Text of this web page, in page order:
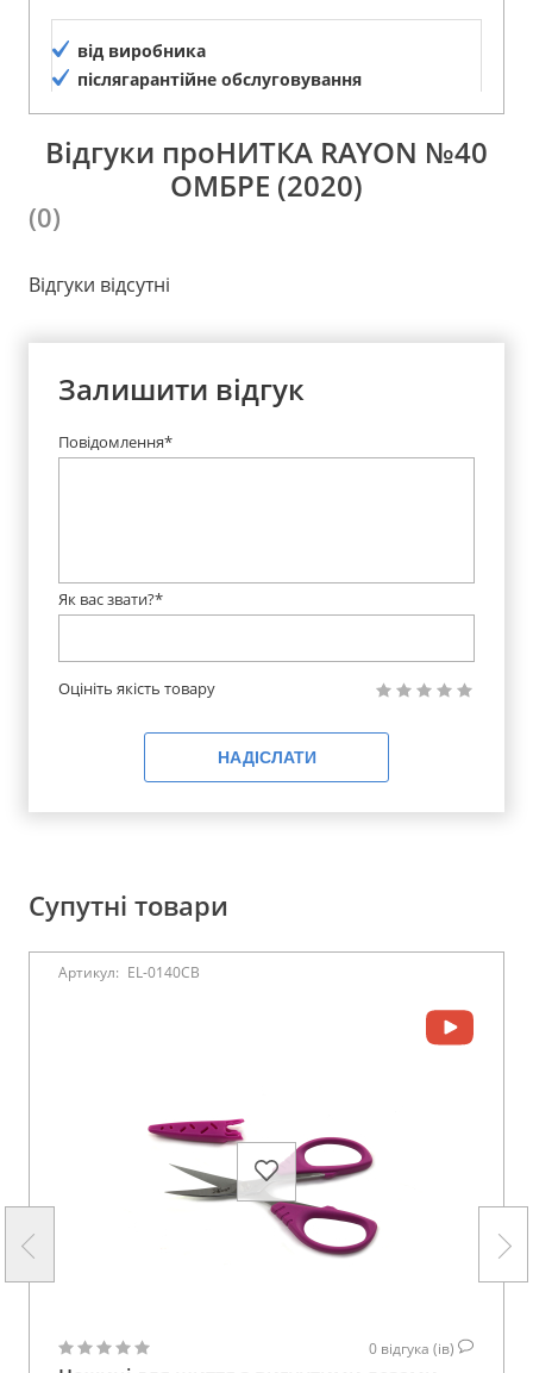
від виробника
післягарантійне обслуговування
Відгуки проНИТКА RAYON №40
ОМБРЕ (2020)
(0)
Відгуки відсутні
Залишити відгук
Повідомлення*
Як вас звати?*
Оцініть якість товару
НАДІСЛАТИ
Супутні товари
Артикул: EL-0140CB
0 відгука (ів)